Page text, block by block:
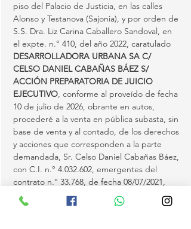
piso del Palacio de Justicia, en las calles
Alonso y Testanova (Sajonia), y por orden de
S.S. Dra. Liz Carina Caballero Sandoval, en
el expte. n.° 410, del año 2022, caratulado
DESARROLLADORA URBANA SA C/
CELSO DANIEL CABAÑAS BÁEZ S/
ACCIÓN PREPARATORIA DE JUICIO
EJECUTIVO, conforme al proveído de fecha
10 de julio de 2026, obrante en autos,
procederé a la venta en pública subasta, sin
base de venta y al contado, de los derechos
y acciones que corresponden a la parte
demandada, Sr. Celso Daniel Cabañas Báez,
con C.I. n.° 4.032.602, emergentes del
contrato n.° 33.768, de fecha 08/07/2021,
obrante en autos, sobre el bien inmueble
embargado en autos e individualizado en